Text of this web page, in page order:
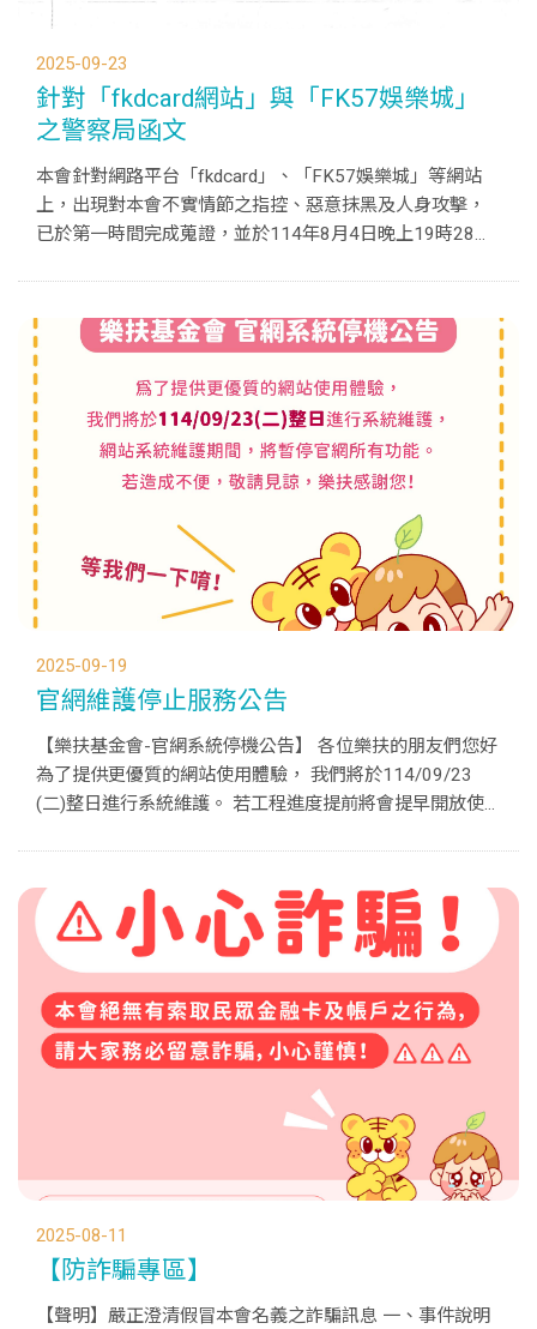
2025-09-23
針對「fkdcard網站」與「FK57娛樂城」
之警察局函文
本會針對網路平台「fkdcard」、「FK57娛樂城」等網站
上，出現對本會不實情節之指控、惡意抹黑及人身攻擊，
已於第一時間完成蒐證，並於114年8月4日晚上19時28分
2025-09-19
官網維護停止服務公告
【樂扶基金會-官網系統停機公告】 各位樂扶的朋友們您好
為了提供更優質的網站使用體驗， 我們將於114/09/23
(二)整日進行系統維護。 若工程進度提前將會提早開放使
2025-08-11
【防詐騙專區】
【聲明】嚴正澄清假冒本會名義之詐騙訊息 一、事件說明